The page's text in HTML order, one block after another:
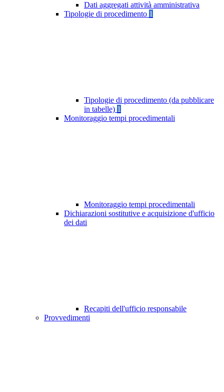
Dati aggregati attività amministrativa
Tipologie di procedimento 1
Tipologie di procedimento (da pubblicare
in tabelle) 1
Monitoraggio tempi procedimentali
Monitoraggio tempi procedimentali
Dichiarazioni sostitutive e acquisizione d'ufficio
dei dati
Recapiti dell'ufficio responsabile
Provvedimenti